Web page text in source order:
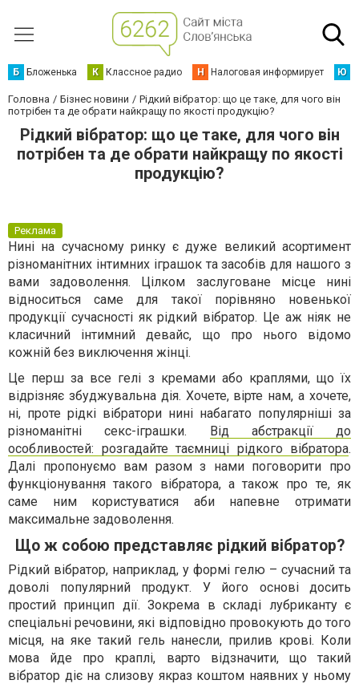
Б Бложенька К Классное радио Н Налоговая информирует Ю
Головна Бізнес новини
Рідкий вібратор: що це таке, для чого він
потрібен та де обрати найкращу по якості продукцію?
Рідкий вібратор: що це таке, для чого він
потрібен та де обрати найкращу по якості
продукцію?
Реклама
Нині на сучасному ринку є дуже великий асортимент
різноманітних інтимних іграшок та засобів для нашого з
вами задоволення. Цілком заслуговане місце нині
відноситься саме для такої порівняно новенької
продукції сучасності як рідкий вібратор. Це аж ніяк не
класичний інтимний девайс, що про нього відомо
кожній без виключення жінці.
Це перш за все гелі з кремами або краплями, що їх
відрізняє збуджувальна дія. Хочете, вірте нам, а хочете,
ні, проте рідкі вібратори нині набагато популярніші за
різноманітні секс-іграшки. Від абстракції до
особливостей: розгадайте таємниці рідкого вібратора.
Далі пропонуємо вам разом з нами поговорити про
функціонування такого вібратора, а також про те, як
саме ним користуватися аби напевне отримати
максимальне задоволення.
Що ж собою представляє рідкий вібратор?
Рідкий вібратор, наприклад, у формі гелю – сучасний та
доволі популярний продукт. У його основі досить
простий принцип дії. Зокрема в складі лубриканту є
спеціальні речовини, які відповідно провокують до того
місця, на яке такий гель нанесли, прилив крові. Коли
мова йде про краплі, варто відзначити, що такий
вібратор діє на слизову якраз коштом наявних у ньому